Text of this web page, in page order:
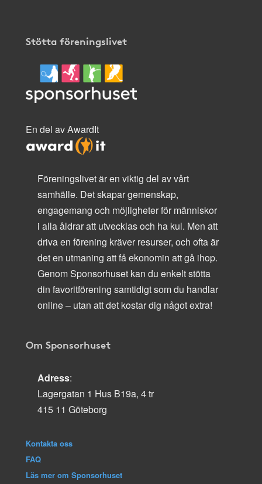
Stötta föreningslivet
En del av AwardIt
Föreningslivet är en viktig del av vårt
samhälle. Det skapar gemenskap,
engagemang och möjligheter för människor
i alla åldrar att utvecklas och ha kul. Men att
driva en förening kräver resurser, och ofta är
det en utmaning att få ekonomin att gå ihop.
Genom Sponsorhuset kan du enkelt stötta
din favoritförening samtidigt som du handlar
online – utan att det kostar dig något extra!
Om Sponsorhuset
Adress:
Lagergatan 1 Hus B19a, 4 tr
415 11 Göteborg
Kontakta oss
FAQ
Läs mer om Sponsorhuset